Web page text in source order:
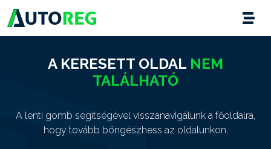
A KERESETT OLDAL NEM
TALÁLHATÓ
A lenti gomb segítségével visszanavigálunk a főoldalra,
hogy tovább böngészhess az oldalunkon.